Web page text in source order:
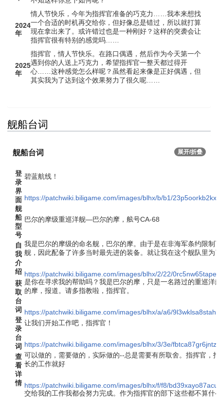
2024
年
情人节快乐，今年为指挥官准备的巧克力……我本来想找
一个合适的时机再交给你，但好像总是错过，所以就打算
现在拿出来了。或许错过也是一种刚好？这样的突袭会让
指挥官很有特别的感觉吗……
2025
年
指挥官，情人节快乐。在路口偶遇，然后作为今天第一个
遇到你的人送上巧克力，希望指挥官一整天都过得开
心……这种感觉怎么样呢？虽然看起来像是正好偶遇，但
其实我为了达到这个效果努力了很久呢……
舰船台词
舰船台词 展开/折叠
登
录
界
面
碧蓝航线！
https://patchwiki.biligame.com/images/blhx/b/b1/
舰
船
型
号
巴尔的摩级重巡洋舰—巴尔的摩，舷号CA-68
自
我
介
绍
我是巴尔的摩级的命名舰，巴尔的摩。由于是在非海军条约限
舰，因此配备了许多当时最先进的装备。就让我在这个舰队里
https://patchwiki.biligame.com/images/blhx/2/22/
获
取
台
词
是你在寻求我的帮助吗？我是巴尔的摩，只是一名路过的重巡
的摩，报道。请多指教啦，指挥官。
https://patchwiki.biligame.com/images/blhx/a/a6/
登
录
台
词
让我们开始工作吧，指挥官！
https://patchwiki.biligame.com/images/blhx/3/3e/
查
看
详
情
可以做的，需要做的，实际做的--总是需要有所取舍。指挥官，
长的工作就好
https://patchwiki.biligame.com/images/blhx/f/f8/
交给我的工作我都会努力完成。作为指挥官的部下这些都不算什